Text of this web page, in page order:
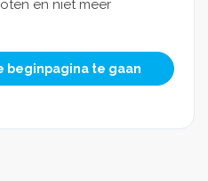
en niet meer
beginpagina te gaan